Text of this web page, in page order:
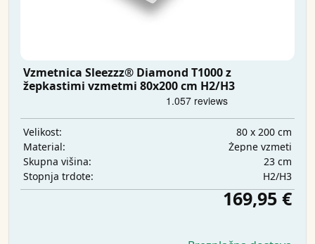
Vzmetnica Sleezzz® Diamond T1000 z
žepkastimi vzmetmi 80x200 cm H2/H3
Velikost:
80 x 200 cm
Material:
Žepne vzmeti
Skupna višina:
23 cm
Stopnja trdote:
H2/H3
169,95 €